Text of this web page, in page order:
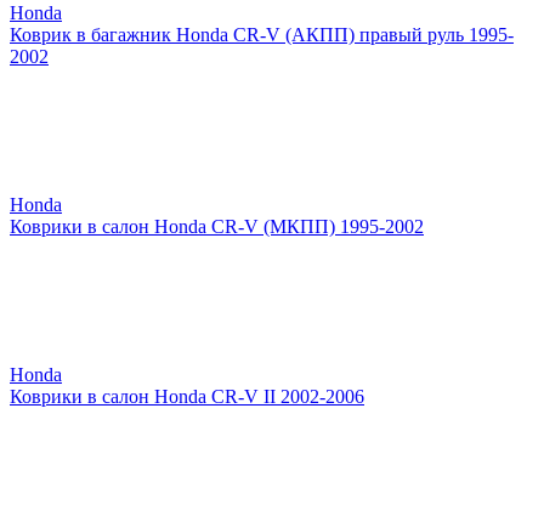
Honda
Коврик в багажник Honda CR-V (АКПП) правый руль 1995-
2002
Honda
Коврики в салон Honda CR-V (МКПП) 1995-2002
Honda
Коврики в салон Honda CR-V II 2002-2006